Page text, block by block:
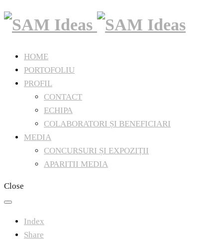
HOME
PORTOFOLIU
PROFIL
CONTACT
ECHIPA
COLABORATORI ȘI BENEFICIARI
MEDIA
CONCURSURI ȘI EXPOZIȚII
APARITII MEDIA
Close
Index
Share